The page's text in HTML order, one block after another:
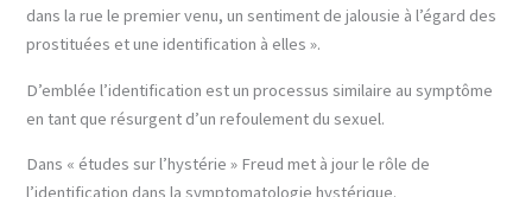
dans la rue le premier venu, un sentiment de jalousie à l’égard des
prostituées et une identification à elles ».
D’emblée l’identification est un processus similaire au symptôme
en tant que résurgent d’un refoulement du sexuel.
Dans « études sur l’hystérie » Freud met à jour le rôle de